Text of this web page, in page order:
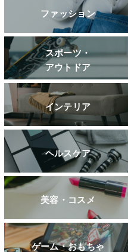
ファッション
スポーツ・
アウトドア
インテリア
ヘルスケア
美容・コスメ
ゲーム・おもちゃ